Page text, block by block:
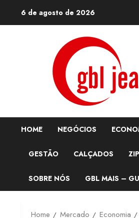
6 de agosto de 2026
HOME NEGÓCIOS
GESTÃO CALÇADOS ZIP
SOBRE NÓS GBL MAIS –
Home Mercado Economia